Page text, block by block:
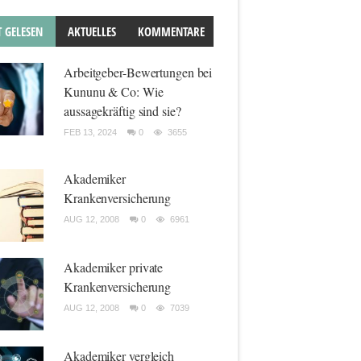
GELESEN AKTUELLES KOMMENTARE
Arbeitgeber-Bewertungen bei
Kununu & Co: Wie
aussagekräftig sind sie?
FEB 13, 2024 0 3655
Akademiker
Krankenversicherung
AUG 12, 2008 0 6961
Akademiker private
Krankenversicherung
AUG 12, 2008 0 7039
Akademiker vergleich